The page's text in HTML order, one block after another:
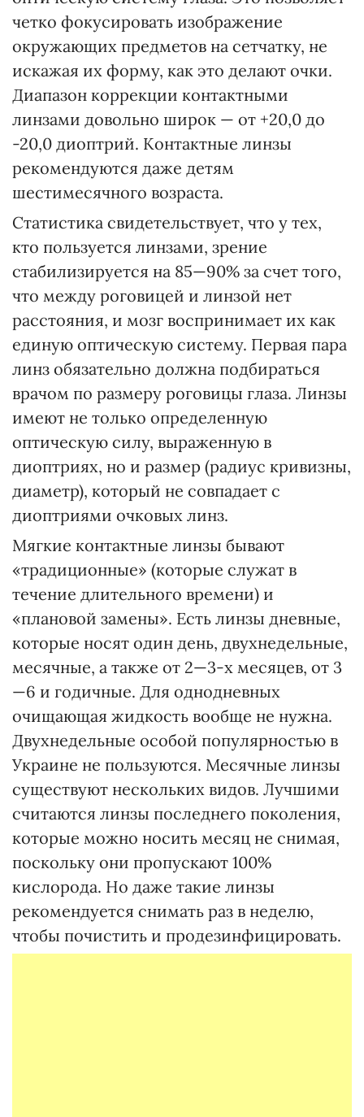
четко фокусировать изображение
окружающих предметов на сетчатку, не
искажая их форму, как это делают очки.
Диапазон коррекции контактными
линзами довольно широк — от +20,0 до
-20,0 диоптрий. Контактные линзы
рекомендуются даже детям
шестимесячного возраста.
Статистика свидетельствует, что у тех,
кто пользуется линзами, зрение
стабилизируется на 85—90% за счет того,
что между роговицей и линзой нет
расстояния, и мозг воспринимает их как
единую оптическую систему. Первая пара
линз обязательно должна подбираться
врачом по размеру роговицы глаза. Линзы
имеют не только определенную
оптическую силу, выраженную в
диоптриях, но и размер (радиус кривизны,
диаметр), который не совпадает с
диоптриями очковых линз.
Мягкие контактные линзы бывают
«традиционные» (которые служат в
течение длительного времени) и
«плановой замены». Есть линзы дневные,
которые носят один день, двухнедельные,
месячные, а также от 2—3-х месяцев, от 3
—6 и годичные. Для однодневных
очищающая жидкость вообще не нужна.
Двухнедельные особой популярностью в
Украине не пользуются. Месячные линзы
существуют нескольких видов. Лучшими
считаются линзы последнего поколения,
которые можно носить месяц не снимая,
поскольку они пропускают 100%
кислорода. Но даже такие линзы
рекомендуется снимать раз в неделю,
чтобы почистить и продезинфицировать.